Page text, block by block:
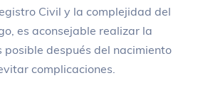
Civil y la complejidad del
es aconsejable realizar la
posible después del nacimiento
complicaciones.